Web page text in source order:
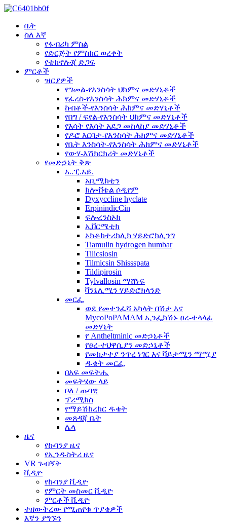
ቤት
ስለ እኛ
የፋብሪካ ምስል
የድርጅት የምስክር ወረቀት
የቴክኖሎጂ ድጋፍ
ምርቶች
ዝርያዎች
የግመል-የእንስሳት ህክምና መድሃኒቶች
የፈረስ-የእንስሳት ሕክምና መድሃኒቶች
ከብቶች-የእንስሳት ሕክምና መድሃኒቶች
የበግ / ፍየል-የእንስሳት ህክምና መድሃኒቶች
የእሳት የእሳት አደጋ መከላከያ መድሃኒቶች
የዶሮ እርባታ-የእንስሳት ሕክምና መድሃኒቶች
የቤት እንስሳት-የእንስሳት ሕክምና መድሃኒቶች
የውሃ-እሽክርክሪት መድሃኒቶች
የመድኃኒት ቅጽ
ኤ.ፒ.አይ.
አቢሚክቲን
ክሎቭቴል ሶዲየም
Dyxyccline hyclate
ErpinindicCin
ፍሎረንስኦክ
ኢቨርሜቲክ
ኦክቶክተሪክሊክ ሃይድሮክሊንግ
Tiamulin hydrogen humbar
Tilicsiosin
Tilmicsin Shissspata
Tildipirosin
Tylvallosin ማሸነፍ
ቫንኔሊሚን ሃይድሮክላንድ
መርፌ
ወደ የመተንፈሻ አካላት በሽታ እና
MycoPoPAMAM ኢንፌክሽኑ ፀረ-ተላላፊ
መድሃኒት
የ Antheltminic መድኃኒቶች
የፀረ-ተህዋሲያን መድኃኒቶች
የመከታተያ ንጥረ ነገር እና ቫይታሚን ማሟያ
ዱቄት መርፌ
በአፍ መፍትሔ
መፍትሄው ላይ
ቦለ / ጡባዊ
ፕሪሚክስ
የማይሽከረከር ዱቄት
መጸዳጃ ቤት
ሌላ
ዜና
የኩባንያ ዜና
የኢንዱስትሪ ዜና
VR ጉብኝት
ቪዲዮ
የኩባንያ ቪዲዮ
የምርት መስመር ቪዲዮ
ምርቶች ቪዲዮ
ተዘውትረው የሚጠየቁ ጥያቄዎች
እኛን ያግኙን